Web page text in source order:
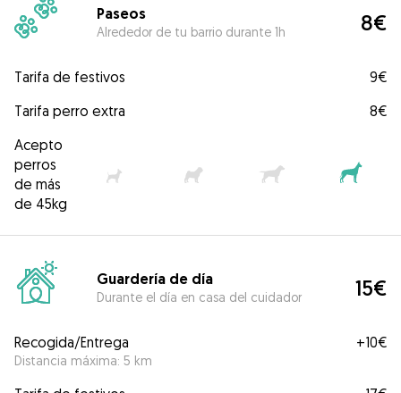
Paseos
Alrededor de tu barrio durante 1h 8€
Tarifa de festivos
9€
Tarifa perro extra
8€
Acepto
perros
de más
de 45kg
Guardería de día
Durante el día en casa del cuidador 15€
Recogida/Entrega
Distancia máxima: 5 km
+10€